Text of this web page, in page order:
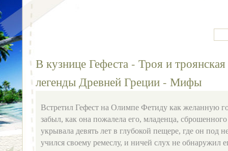
В кузнице Гефеста - Троя и
легенды Древней Греции - Мифы
Встретил Гефест на Олимпе Фетиду как желанную
забыл, как она пожалела его, младенца,
укрывала девять лет в глубокой пещере, где он под
учился своему ремеслу, и ничей слух не обнаружил